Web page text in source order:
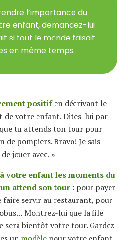
l’importance du
enfant, demandez-lui
si tout le monde faisait
en même temps.
positifen décrivant le
de votre enfant. Dites-lui par
que tu attends ton tour pour
de pompiers. Bravo! Je sais
jouer avec. »
votre enfant les moments du
attend son tour : pour payer
faire servir au restaurant, pour
Montrez-lui que la file
sera bientôt votre tour. Gardez